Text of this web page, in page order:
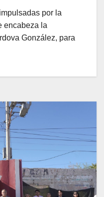
por la
encabeza la
González, para